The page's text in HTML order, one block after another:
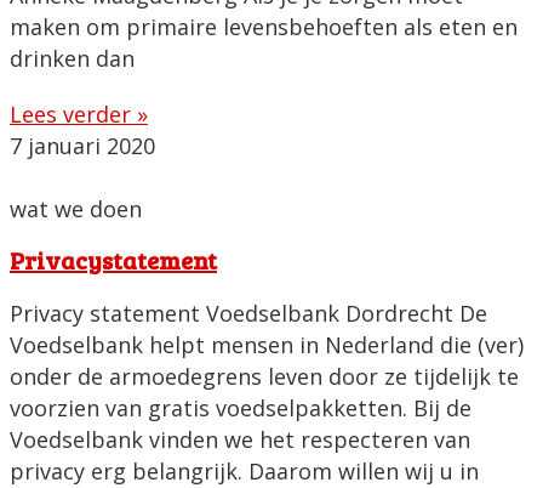
maken om primaire levensbehoeften als eten en
drinken dan
Lees verder »
7 januari 2020
wat we doen
Privacystatement
Privacy statement Voedselbank Dordrecht De
Voedselbank helpt mensen in Nederland die (ver)
onder de armoedegrens leven door ze tijdelijk te
voorzien van gratis voedselpakketten. Bij de
Voedselbank vinden we het respecteren van
privacy erg belangrijk. Daarom willen wij u in